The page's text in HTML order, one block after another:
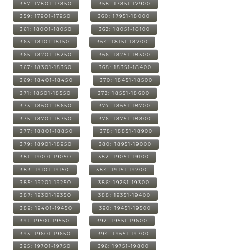
357: 17801-17850 358: 17851-17900
359: 17901-17950 360: 17951-18000
361: 18001-18050 362: 18051-18100
363: 18101-18150 364: 18151-18200
365: 18201-18250 366: 18251-18300
367: 18301-18350 368: 18351-18400
369: 18401-18450 370: 18451-18500
371: 18501-18550 372: 18551-18600
373: 18601-18650 374: 18651-18700
375: 18701-18750 376: 18751-18800
377: 18801-18850 378: 18851-18900
379: 18901-18950 380: 18951-19000
381: 19001-19050 382: 19051-19100
383: 19101-19150 384: 19151-19200
385: 19201-19250 386: 19251-19300
387: 19301-19350 388: 19351-19400
389: 19401-19450 390: 19451-19500
391: 19501-19550 392: 19551-19600
393: 19601-19650 394: 19651-19700
395: 19701-19750 396: 19751-19800